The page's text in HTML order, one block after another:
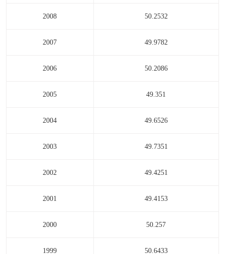
2008 50.2532
2007 49.9782
2006 50.2086
2005 49.351
2004 49.6526
2003 49.7351
2002 49.4251
2001 49.4153
2000 50.257
1999 50.6433